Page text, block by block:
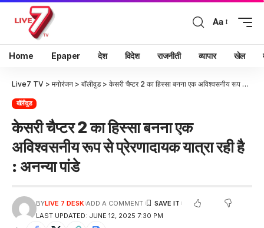
Aa
Home Epaper देश विदेश राजनीती व्यापार खेल
Live7 TV > मनोरंजन > बॉलीवुड> केसरी चैप्टर 2 का हिस्सा बनना एक अविश्वसनीय रूप से प्रेरणादायक यात्रा रही है : अनन्या पांडे
बॉलीवुड
केसरी चैप्टर 2 का हिस्सा बनना एक
अविश्वसनीय रूप से प्रेरणादायक यात्रा रही है
: अनन्या पांडे
LAST UPDATED: JUNE 12, 2025 7:30 PM
BYLIVE 7 DESK ADD A COMMENT